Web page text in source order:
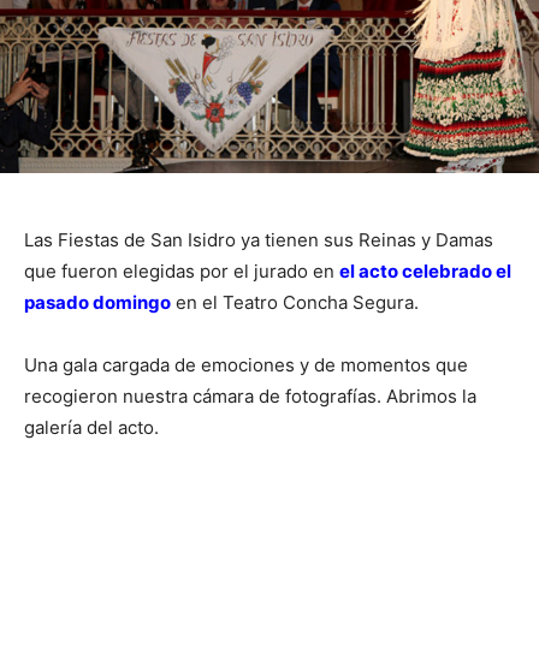
Las Fiestas de San Isidro ya tienen sus Reinas y Damas
que fueron elegidas por el jurado en el acto celebrado el
pasado domingo en el Teatro Concha Segura.
Una gala cargada de emociones y de momentos que
recogieron nuestra cámara de fotografías. Abrimos la
galería del acto.